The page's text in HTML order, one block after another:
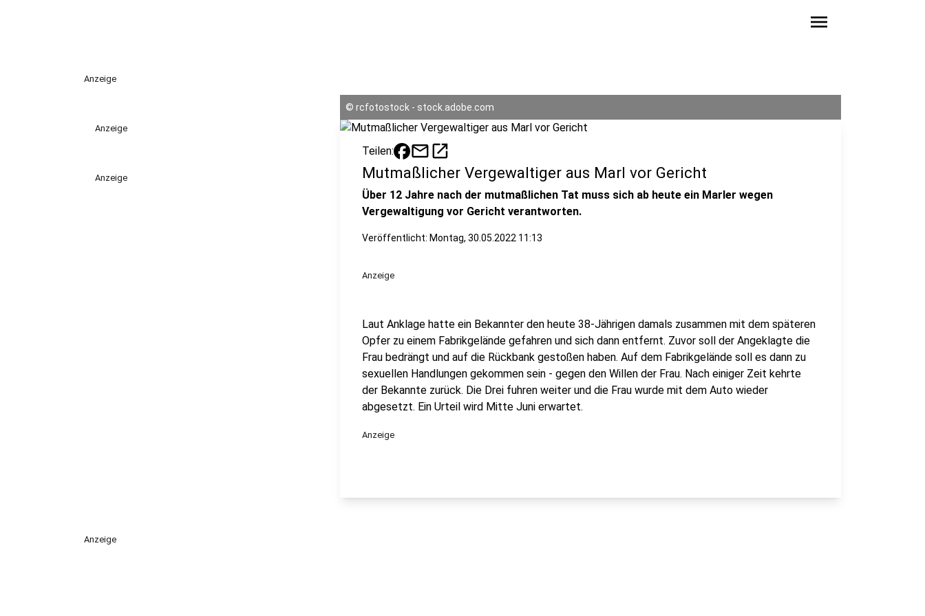
menu
Anzeige
Anzeige
Anzeige
© rcfotostock - stock.adobe.com
Teilen: mailopen_in_new
Mutmaßlicher Vergewaltiger aus Marl vor Gericht
Über 12 Jahre nach der mutmaßlichen Tat muss sich ab heute ein Marler wegen
Vergewaltigung vor Gericht verantworten.
Veröffentlicht: Montag, 30.05.2022 11:13
Anzeige
Laut Anklage hatte ein Bekannter den heute 38-Jährigen damals zusammen mit dem späteren
Opfer zu einem Fabrikgelände gefahren und sich dann entfernt. Zuvor soll der Angeklagte die
Frau bedrängt und auf die Rückbank gestoßen haben. Auf dem Fabrikgelände soll es dann zu
sexuellen Handlungen gekommen sein - gegen den Willen der Frau. Nach einiger Zeit kehrte
der Bekannte zurück. Die Drei fuhren weiter und die Frau wurde mit dem Auto wieder
abgesetzt. Ein Urteil wird Mitte Juni erwartet.
Anzeige
Anzeige